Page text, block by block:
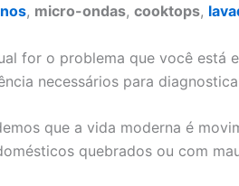
, micro-ondas, cooktops,
for o problema que você está
necessários para
que a vida moderna é
quebrados ou com